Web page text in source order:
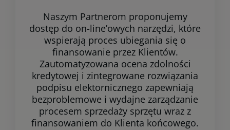
Naszym Partnerom proponujemy
dostęp do on-line’owych narzędzi, które
wspierają proces ubiegania się o
finansowanie przez Klientów.
Zautomatyzowana ocena zdolności
kredytowej i zintegrowane rozwiązania
podpisu elektornicznego zapewniają
bezproblemowe i wydajne zarządzanie
procesem sprzedaży sprzętu wraz z
finansowaniem do Klienta końcowego.